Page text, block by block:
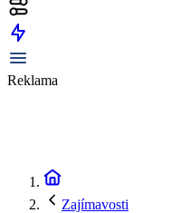
Reklama
Zajímavosti